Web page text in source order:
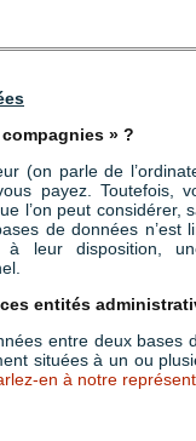
» ?
(on parle de
payez. Toutefois,
l’on peut
de données
à leur disposition,
entités
entre deux bases
situées à un ou
en à notre